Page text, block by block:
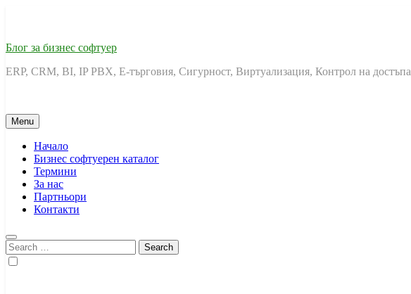
Блог за бизнес софтуер
ERP, CRM, BI, IP PBX, Е-търговия, Сигурност, Виртуализация, Контрол на достъпа
Menu
Начало
Бизнес софтуерен каталог
Термини
За нас
Партньори
Контакти
Search
for: